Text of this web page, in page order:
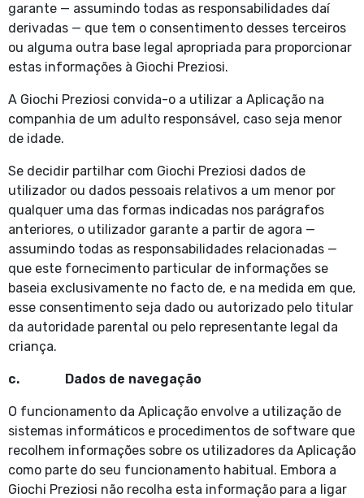
garante — assumindo todas as responsabilidades daí
derivadas — que tem o consentimento desses terceiros
ou alguma outra base legal apropriada para proporcionar
estas informações à Giochi Preziosi.
A Giochi Preziosi convida-o a utilizar a Aplicação na
companhia de um adulto responsável, caso seja menor
de idade.
Se decidir partilhar com Giochi Preziosi dados de
utilizador ou dados pessoais relativos a um menor por
qualquer uma das formas indicadas nos parágrafos
anteriores, o utilizador garante a partir de agora —
assumindo todas as responsabilidades relacionadas —
que este fornecimento particular de informações se
baseia exclusivamente no facto de, e na medida em que,
esse consentimento seja dado ou autorizado pelo titular
da autoridade parental ou pelo representante legal da
criança.
c. Dados de navegação
O funcionamento da Aplicação envolve a utilização de
sistemas informáticos e procedimentos de software que
recolhem informações sobre os utilizadores da Aplicação
como parte do seu funcionamento habitual. Embora a
Giochi Preziosi não recolha esta informação para a ligar